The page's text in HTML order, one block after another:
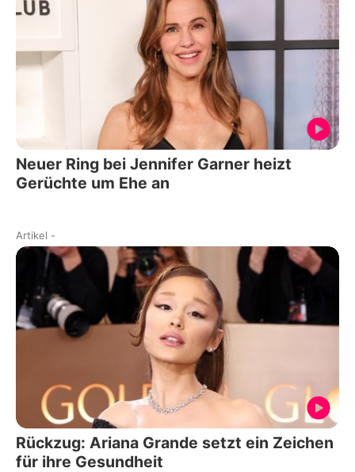
Neuer Ring bei Jennifer Garner heizt
Gerüchte um Ehe an
Artikel -
Rückzug: Ariana Grande setzt ein Zeichen
für ihre Gesundheit